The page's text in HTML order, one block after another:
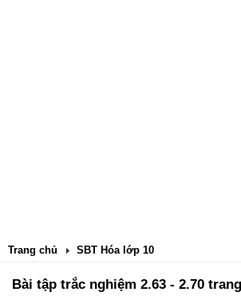
Trang chủ SBT Hóa lớp 10
Bài tập trắc nghiệm 2.63 - 2.70